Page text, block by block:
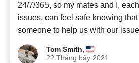
24/7/365, so my mates and I,
issues, can feel safe knowing
someone to help us with our
Tom Smith,
22 Tháng bảy 2021